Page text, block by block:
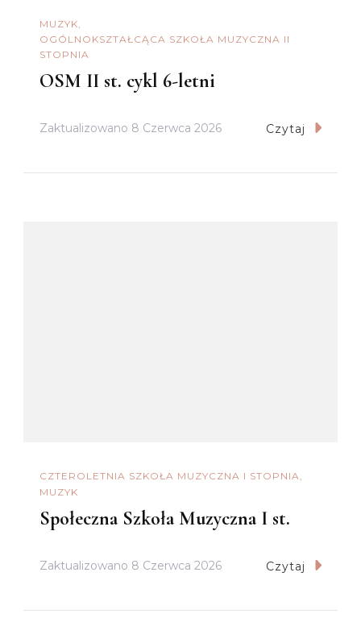
MUZYK
OGÓLNOKSZTAŁCĄCA SZKOŁA MUZYCZNA II
STOPNIA
OSM II st. cykl 6-letni
Zaktualizowano 8 Czerwca 2026 Czytaj
CZTEROLETNIA SZKOŁA MUZYCZNA I STOPNIA
MUZYK
Społeczna Szkoła Muzyczna I st.
Zaktualizowano 8 Czerwca 2026 Czytaj